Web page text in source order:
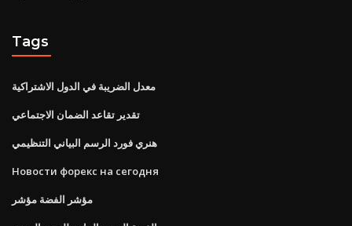
Tags
معدل الضريبة في الدول الاشتراكية
تقدير تقاعد الضمان الاجتماعي
هنري فورد الرسم البياني التنظيمي
Новости форекс на сегодня
مؤشر الفضة مؤشر